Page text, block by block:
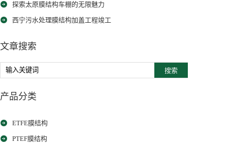
探索太原膜结构车棚的无限魅力
西宁污水处理膜结构加盖工程竣工
文章搜索
搜索
产品分类
ETFE膜结构
PTEF膜结构